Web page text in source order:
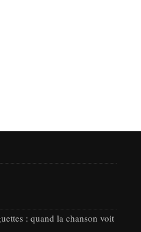
: quand la chanson voit